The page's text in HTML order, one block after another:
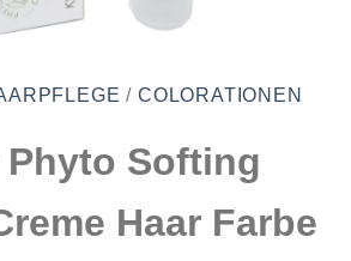
/ COLORATIONEN
Softing
Haar Farbe